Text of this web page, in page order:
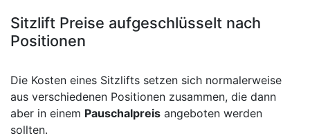
Sitzlift Preise aufgeschlüsselt nach
Positionen
Die Kosten eines Sitzlifts setzen sich normalerweise
aus verschiedenen Positionen zusammen, die dann
aber in einem Pauschalpreis angeboten werden
sollten.